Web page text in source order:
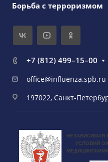
Борьба с терроризмом
+7 (812) 499–15–00
office@influenza.spb.ru
197022, Санкт-